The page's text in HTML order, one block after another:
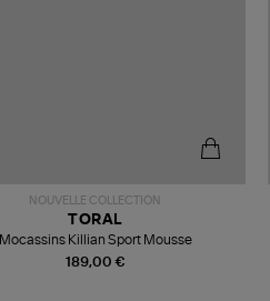
NOUVELLE COLLECTION
189,00 €
TORAL
Mocassins Killian Sport Mousse